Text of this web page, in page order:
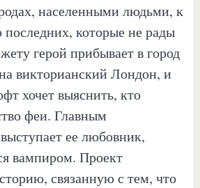
населенными людьми, к
последних, которые не рады
герой прибывает в город
викторианский Лондон, и
хочет выяснить, кто
феи. Главным
ее любовник,
вампиром. Проект
связанную с тем, что